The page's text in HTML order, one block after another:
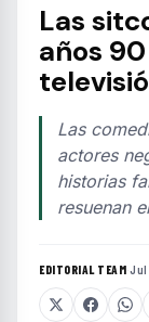
Las
años
Las
actores
historias
resuenan
EDITORIAL TEAM·Jul